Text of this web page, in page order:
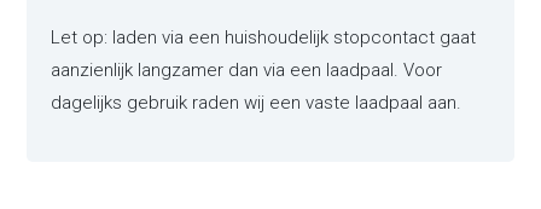
Let op: laden via een huishoudelijk stopcontact gaat
aanzienlijk langzamer dan via een laadpaal. Voor
dagelijks gebruik raden wij een vaste laadpaal aan.